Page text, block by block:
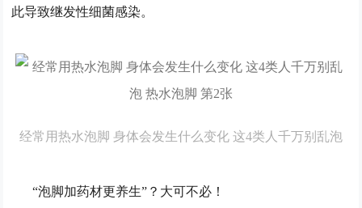
此导致继发性细菌感染。
经常用热水泡脚 身体会发生什么变化 这4类人千万别乱泡
“泡脚加药材更养生”？大可不必！